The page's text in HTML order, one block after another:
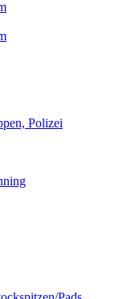
Polizei